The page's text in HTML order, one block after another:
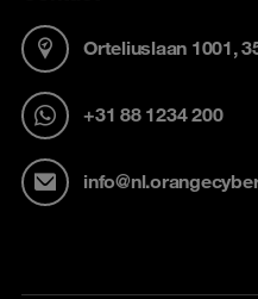
Orteliuslaan 1001,
+31 88 1234 200